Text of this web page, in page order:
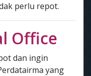
perlu repot.
Office
dan ingin
yang